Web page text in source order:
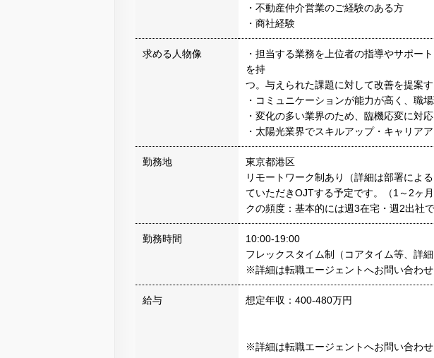
・不動産仲介営業のご経験のある方
・商社経験
求める人物像
・担当する業務を上位者の指導やサポー
を持
つ。与えられた課題に対して改善を提案す
・コミュニケーションが能力が高く、職
・変化の多い業界のため、臨機応変に対
・太陽光業界でスキルアップ・キャリア
勤務地
東京都港区
リモートワーク制あり（詳細は部署によ
ていただきOJTする予定です。（1～2ヶ
クの頻度：基本的には週3在宅・週2出社で
勤務時間
10:00-19:00
フレックスタイム制（コアタイム等、詳細
※詳細は転職エージェントへお問い合わせ
給与 想定年収：400-480万円
※詳細は転職エージェントへお問い合わせ